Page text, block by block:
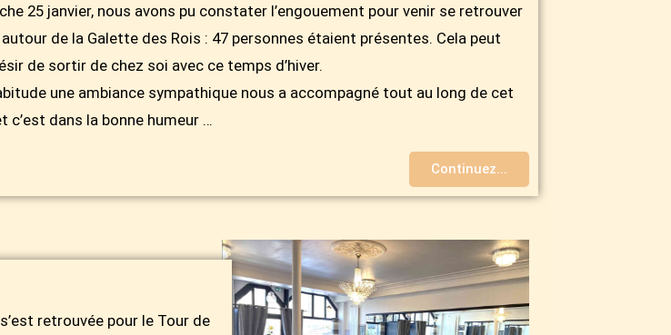
25 janvier, nous avons pu constater l’engouement pour venir se retrouver
autour de la Galette des Rois : 47 personnes étaient présentes. Cela peut
de sortir de chez soi avec ce temps d’hiver.
une ambiance sympathique nous a accompagné tout au long de cet
c’est dans la bonne humeur …
Continuez...
retrouvée pour le Tour de